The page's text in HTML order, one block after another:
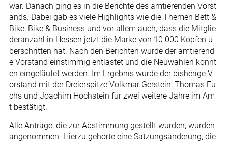
war. Danach ging es in die Berichte des amtierenden Vorst
ands. Dabei gab es viele Highlights wie die Themen Bett &
Bike, Bike & Business und vor allem auch, dass die Mitglie
deranzahl in Hessen jetzt die Marke von 10 000 Köpfen ü
berschritten hat. Nach den Berichten wurde der amtierend
e Vorstand einstimmig entlastet und die Neuwahlen konnt
en eingeläutet werden. Im Ergebnis wurde der bisherige V
orstand mit der Dreierspitze Volkmar Gerstein, Thomas Fu
chs und Joachim Hochstein für zwei weitere Jahre im Am
t bestätigt.
Alle Anträge, die zur Abstimmung gestellt wurden, wurden
angenommen. Hierzu gehörte eine Satzungsänderung, die